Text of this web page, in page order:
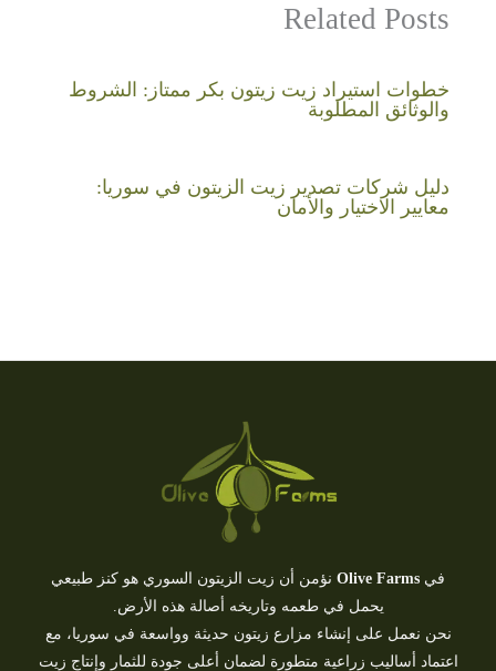
Related Posts
خطوات استيراد زيت زيتون بكر ممتاز: الشروط
والوثائق المطلوبة
دليل شركات تصدير زيت الزيتون في سوريا:
معايير الاختيار والأمان
في Olive Farms نؤمن أن زيت الزيتون السوري هو كنز طبيعي
يحمل في طعمه وتاريخه أصالة هذه الأرض.
نحن نعمل على إنشاء مزارع زيتون حديثة وواسعة في سوريا، مع
اعتماد أساليب زراعية متطورة لضمان أعلى جودة للثمار وإنتاج زيت